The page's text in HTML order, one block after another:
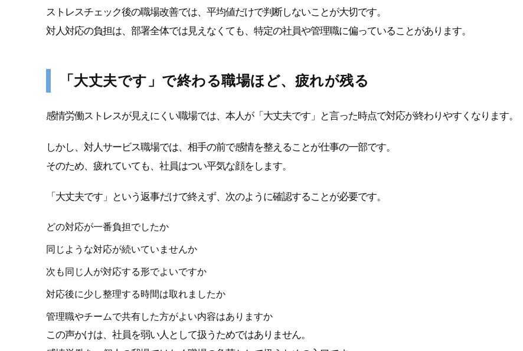
ストレスチェック後の職場改善では、平均値だけで判断しないことが大切です。
対人対応の負担は、部署全体では見えなくても、特定の社員や管理職に偏っていることがあります。
「大丈夫です」で終わる職場ほど、疲れが残る
感情労働ストレスが見えにくい職場では、本人が「大丈夫です」と言った時点で対応が終わりやすくなります。
しかし、対人サービス職場では、相手の前で感情を整えることが仕事の一部です。
そのため、疲れていても、社員はつい平気な顔をします。
「大丈夫です」という返事だけで終えず、次のように確認することが必要です。
どの対応が一番負担でしたか
同じような対応が続いていませんか
次も同じ人が対応する形でよいですか
対応後に少し整理する時間は取れましたか
管理職やチームで共有した方がよい内容はありますか
この声かけは、社員を弱い人として扱うためではありません。